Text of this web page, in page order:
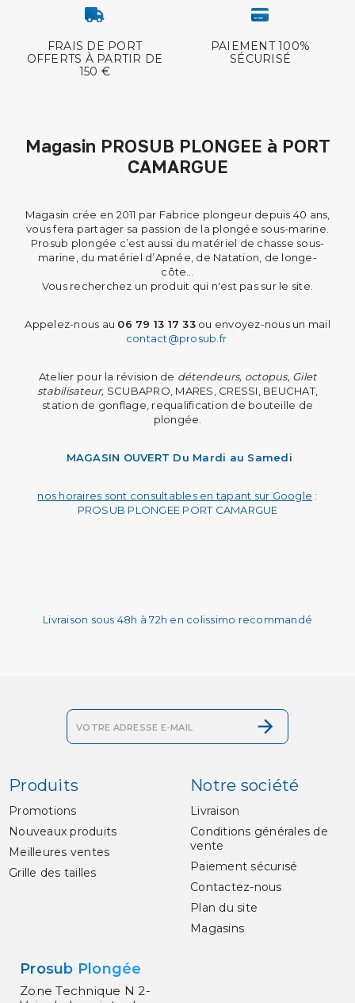
FRAIS DE PORT
OFFERTS À PARTIR DE
150 €
PAIEMENT 100%
SÉCURISÉ
Magasin PROSUB PLONGEE à PORT
CAMARGUE
Magasin crée en 2011 par Fabrice plongeur depuis 40 ans,
vous fera partager sa passion de la plongée sous-marine.
Prosub plongée c’est aussi du matériel de chasse sous-
marine, du matériel d’Apnée, de Natation, de longe-
côte…
Vous recherchez un produit qui n'est pas sur le site.
Appelez-nous au 06 79 13 17 33ou envoyez-nous un mail
contact@prosub.fr
Atelier pour la révision de détendeurs, octopus, Gilet
stabilisateur, SCUBAPRO, MARES, CRESSI, BEUCHAT,
station de gonflage, requalification de bouteille de
plongée.
MAGASIN OUVERT Du Mardi au Samedi
nos horaires sont consultables en tapant sur Google :
PROSUB PLONGEE PORT CAMARGUE
Livraison sous 48h à 72h en colissimo recommandé
Produits
Promotions
Nouveaux produits
Meilleures ventes
Grille des tailles
Notre société
Livraison
Conditions générales de
vente
Paiement sécurisé
Contactez-nous
Plan du site
Magasins
Prosub Plongée
Zone Technique N 2-